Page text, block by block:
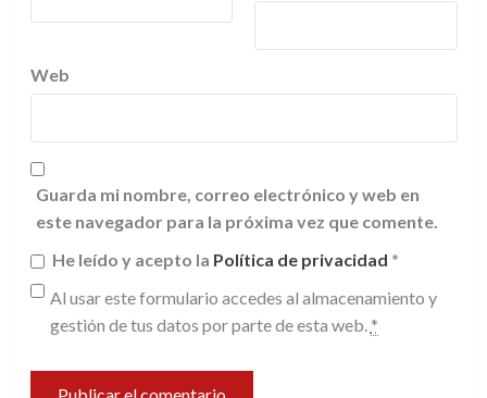
Web
Guarda mi nombre, correo electrónico y web en
este navegador para la próxima vez que comente.
He leído y acepto la Política de privacidad *
Al usar este formulario accedes al almacenamiento y
gestión de tus datos por parte de esta web. *